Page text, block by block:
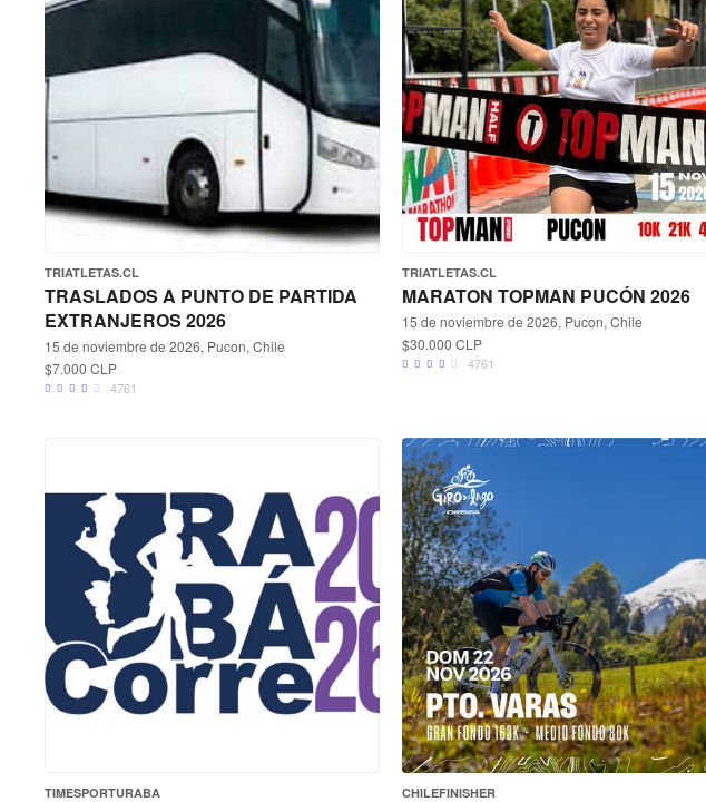
TRIATLETAS.CL
TRASLADOS A PUNTO DE PARTIDA
EXTRANJEROS 2026
15 de noviembre de 2026, Pucon, Chile
$7.000 CLP
4761
TRIATLETAS.CL
MARATON TOPMAN PUCÓN 2026
15 de noviembre de 2026, Pucon, Chile
$30.000 CLP
4761
TIMESPORTURABA CHILEFINISHER